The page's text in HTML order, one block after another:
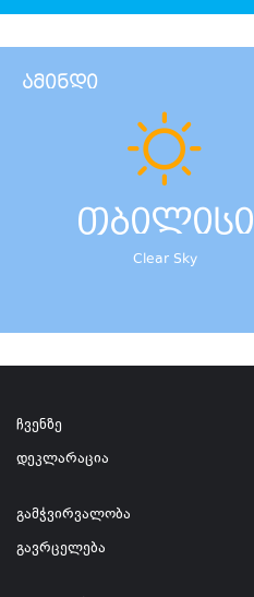
ამინდი
თბილისი
Clear Sky
ჩვენზე
დეკლარაცია
გამჭვირვალობა
გავრცელება